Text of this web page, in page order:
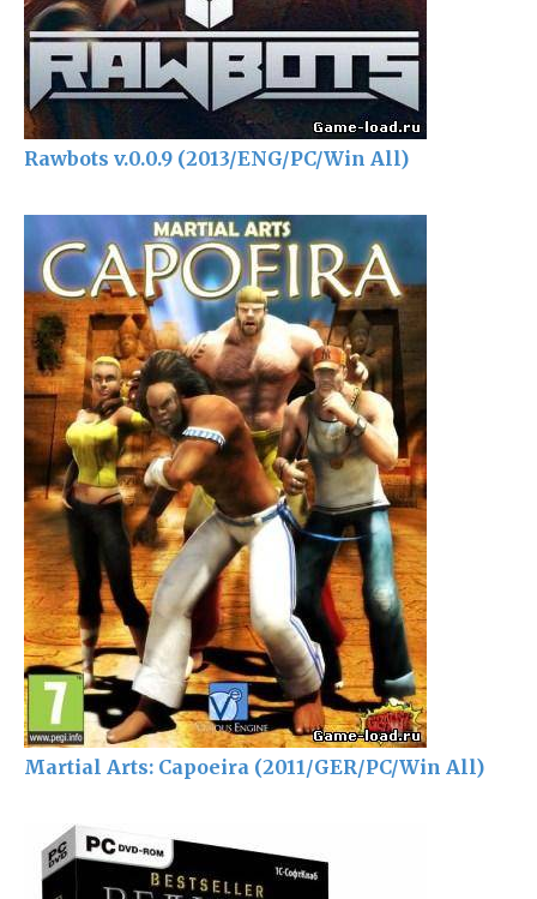
Rawbots v.0.0.9 (2013/ENG/PC/Win All)
Martial Arts: Capoeira (2011/GER/PC/Win All)